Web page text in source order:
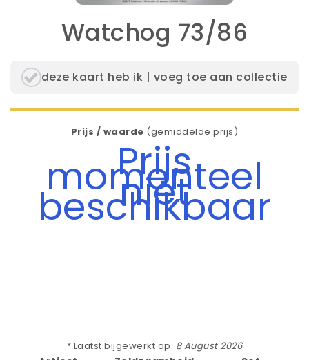
Watchog 73/86
deze kaart heb ik | voeg toe aan collectie
Prijs / waarde (gemiddelde prijs)
Prijs
momenteel
niet
beschikbaar
* Laatst bijgewerkt op: 8 August 2026